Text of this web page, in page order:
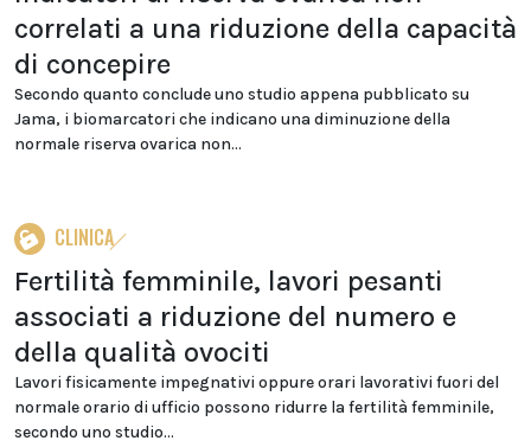
correlati a una riduzione della capacità
di concepire
Secondo quanto conclude uno studio appena pubblicato su
Jama, i biomarcatori che indicano una diminuzione della
normale riserva ovarica non...
CLINICA
Fertilità femminile, lavori pesanti
associati a riduzione del numero e
della qualità ovociti
Lavori fisicamente impegnativi oppure orari lavorativi fuori del
normale orario di ufficio possono ridurre la fertilità femminile,
secondo uno studio...